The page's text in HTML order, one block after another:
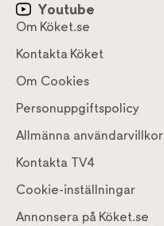
Youtube
Om Köket.se
Kontakta Köket
Om Cookies
Personuppgiftspolicy
Allmänna användarvillkor
Kontakta TV4
Cookie-inställningar
Annonsera på Köket.se